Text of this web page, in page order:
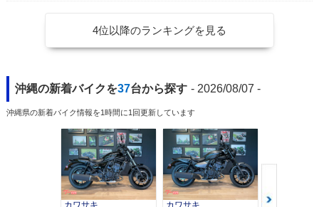
4位以降のランキングを見る
沖縄の新着バイクを37台から探す - 2026/08/07 -
沖縄県の新着バイク情報を1時間に1回更新しています
カワサキ カワサキ カワサキ